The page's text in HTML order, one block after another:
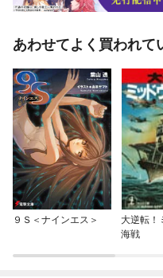
あわせてよく買われて
９Ｓ＜ナインエス＞
大逆転！
海戦